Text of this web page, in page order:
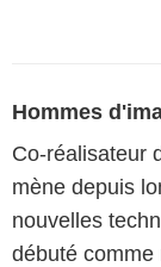
Hommes
Co-réalisateur
mène depuis
nouvelles
débuté comme